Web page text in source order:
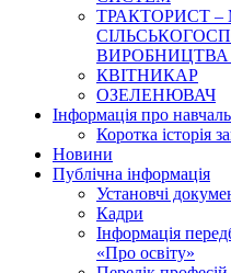
ТРАКТОРИСТ
ВИРОБНИЦТВА
КВІТНИКАР
ОЗЕЛЕНЮВАЧ
Інформація про
Коротка історія
Новини
Публічна інформація
Установчі
Кадри
Інформація
«Про освіту»